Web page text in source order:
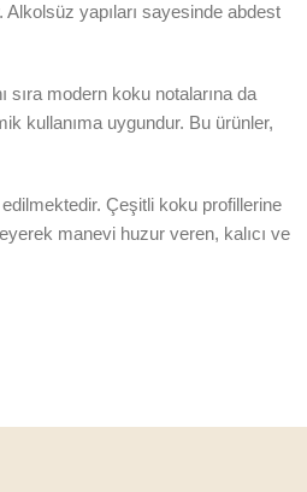
yapıları sayesinde abdest
modern koku notalarına da
kullanıma uygundur. Bu ürünler,
Çeşitli koku profillerine
manevi huzur veren, kalıcı ve